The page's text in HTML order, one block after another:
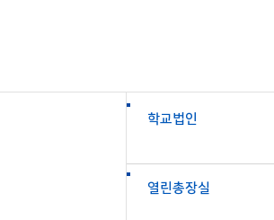
건학이념 세명인재상
일반ㆍ경영행정복지대학원
연구소 조직
학술·연구활동 실적
연구소소개
연구소 조직
온라인접수시스템
학교법인
열린총장실